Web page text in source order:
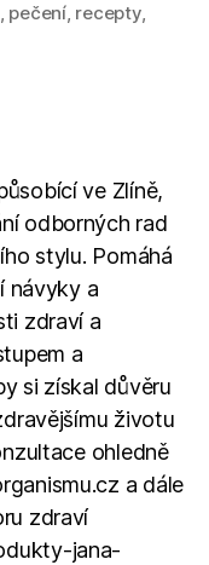
, pečení, recepty,
ve Zlíně,
odborných rad
stylu. Pomáhá
návyky a
zdraví a
a
si získal důvěru
životu
ohledně
a dále
zdraví
jana-